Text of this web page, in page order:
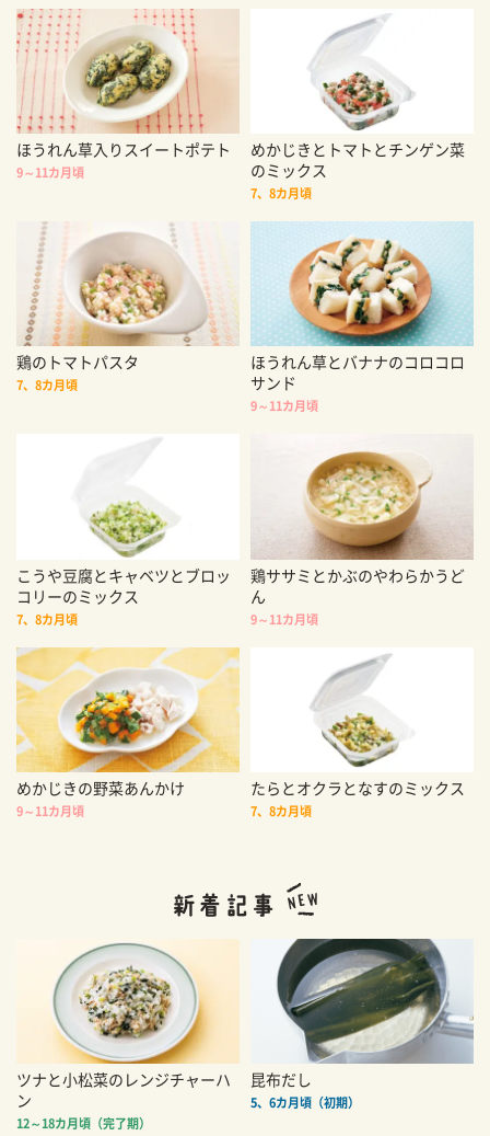
ほうれん草入りスイートポテト
9～11カ月頃
めかじきとトマトとチンゲン菜
のミックス
7、8カ月頃
鶏のトマトパスタ
7、8カ月頃
ほうれん草とバナナのコロコロ
サンド
9～11カ月頃
こうや豆腐とキャベツとブロッ
コリーのミックス
7、8カ月頃
鶏ササミとかぶのやわらかうど
ん
9～11カ月頃
めかじきの野菜あんかけ
9～11カ月頃
たらとオクラとなすのミックス
7、8カ月頃
ツナと小松菜のレンジチャーハ
ン
12～18カ月頃（完了期）
昆布だし
5、6カ月頃（初期）